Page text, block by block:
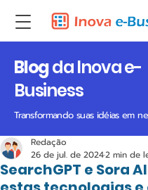
Blogda Inova e-
Business
Transformando suas idéias em
SearchGPT e Sora
Redação
26 de jul. de 20242 min de